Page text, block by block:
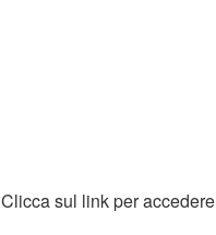
Clicca sul link per accedere